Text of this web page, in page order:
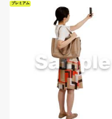
プレミアム